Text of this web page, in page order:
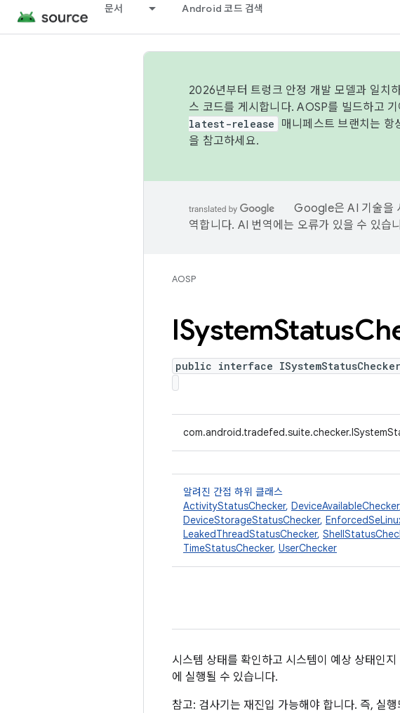
문서 Android 코드 검색
2026년부터 트렁크 안정 개발 모델과 일치
스 코드를 게시합니다. AOSP를 빌드하고 기
latest-release
매니페스트 브랜치는
을 참고하세요.
Google은 AI 기술을
역합니다. AI 번역에는 오류가 있을 수 있습
AOSP
ISystemStatus
public interface ISystemStatusChecker
알려진 간접 하위 클래스
ActivityStatusChecker, DeviceAvailableChecker
DeviceStorageStatusChecker,
LeakedThreadStatusChecker,
TimeStatusChecker, UserChecker
시스템 상태를 확인하고 시스템이 예상 상태인
에 실행될 수 있습니다.
참고: 검사기는 재진입 가능해야 합니다. 즉, 실